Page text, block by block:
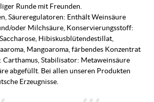
Runde mit Freunden.
Säureregulatoren: Enthält Weinsäure
oder Milchsäure, Konservierungsstoff:
Hibiskusblütendestillat,
Mangoaroma, färbendes Konzentrat
Stabilisator: Metaweinsäure
abgefüllt. Bei allen unseren Produkten
Erzeugnisse.